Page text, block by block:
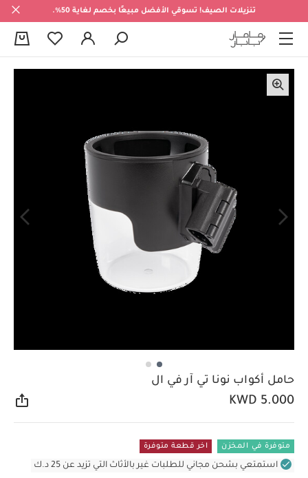
تنزيلات الصيف! تسوقي الأفضل مبيعًا بخصم لغاية 50%.
حامل أكواب نونا تي آر في ال
KWD 5.000
متوفرة في المخزن اخر قطعة متوفرة
استمتعي بشحن مجاني للطلبات غير بالأثاث التي تزيد عن 25 د.ك